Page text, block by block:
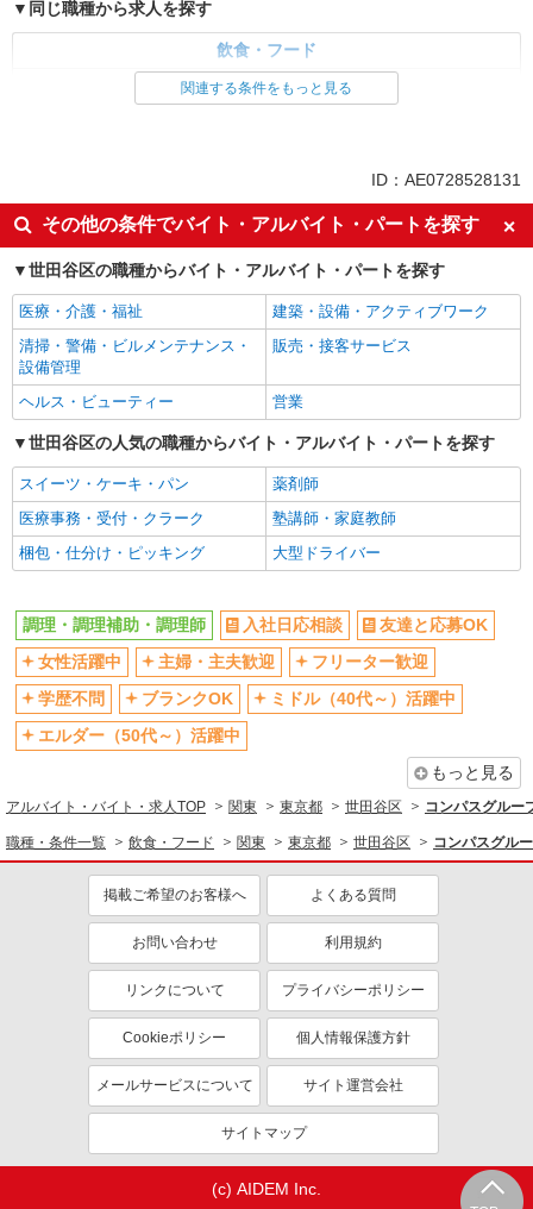
同じ職種から求人を探す
飲食・フード
調理・調理補助・調理師
社会保険あり
社員登用あり
未経験歓迎
大学生歓迎
短時間勤務（1日4h以内）OK
扶養内勤務OK
副業・WワークOK
まかない・食事補助
関連する条件をもっと見る
ID：AE0728528131
その他の条件でバイト・アルバイト・パートを探す
世田谷区の職種からバイト・アルバイト・パートを探す
医療・介護・福祉
建築・設備・アクティブワーク
清掃・警備・ビルメンテナンス・
設備管理
販売・接客サービス
ヘルス・ビューティー 営業
世田谷区の人気の職種からバイト・アルバイト・パートを探す
スイーツ・ケーキ・パン
薬剤師
医療事務・受付・クラーク
塾講師・家庭教師
梱包・仕分け・ピッキング
大型ドライバー
調理・調理補助・調理師 入社日応相談
友達と応募OK
女性活躍中
主婦・主夫歓迎
フリーター歓迎
学歴不問
ブランクOK
ミドル（40代～）活躍中
エルダー（50代～）活躍中
もっと見る
アルバイト・バイト・求人TOP 関東 東京都 世田谷区 コンパスグル
職種・条件一覧 飲食・フード 関東 東京都 世田谷区 コンパスグル
掲載ご希望のお客様へ よくある質問
お問い合わせ 利用規約
リンクについて プライバシーポリシー
Cookieポリシー 個人情報保護方針
メールサービスについて サイト運営会社
サイトマップ
(c) AIDEM Inc.